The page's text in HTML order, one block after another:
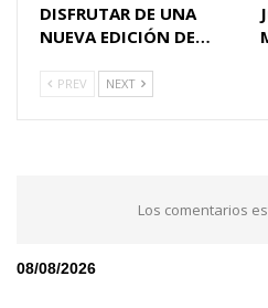
DISFRUTAR DE UNA
NUEVA EDICIÓN DE…
PREV NEXT
Los comentarios
08/08/2026